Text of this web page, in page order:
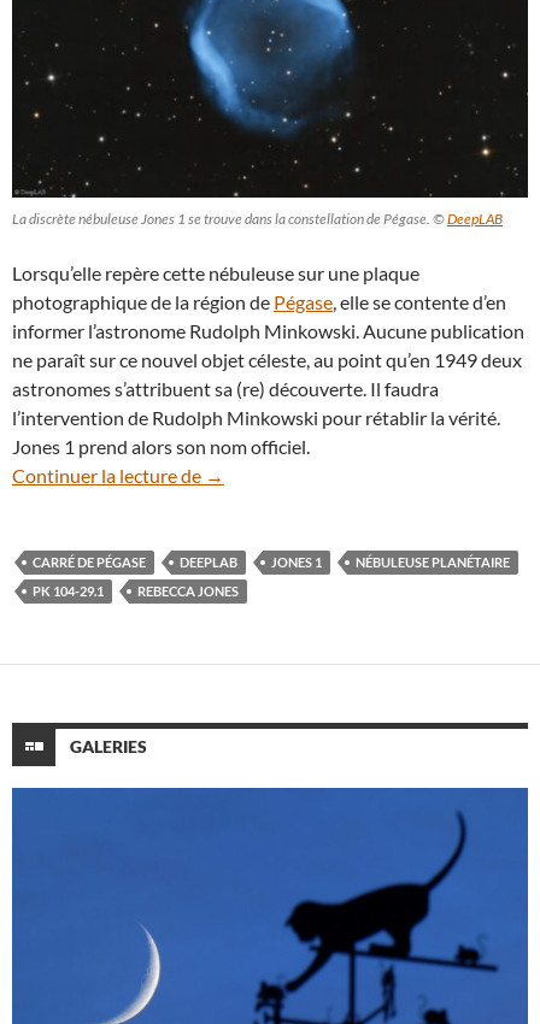
La discrète nébuleuse Jones 1 se trouve dans la constellation de Pégase. ©DeepLAB
Lorsqu’elle repère cette nébuleuse sur une plaque
photographique de la région de Pégase , elle se contente d’en
informer l’astronome Rudolph Minkowski. Aucune publication
ne paraît sur ce nouvel objet céleste, au point qu’en 1949 deux
astronomes s’attribuent sa (re) découverte. Il faudra
l’intervention de Rudolph Minkowski pour rétablir la vérité.
Jones 1 prend alors son nom officiel.
Continuer la lecture de
Jones 1, la nébuleuse de la discrète
→
CARRÉ DE PÉGASE DEEPLAB JONES 1
NÉBULEUSE PLANÉTAIRE
PK 104-29.1
REBECCA JONES
GALERIES